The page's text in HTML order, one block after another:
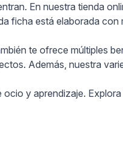
En nuestra tienda
ficha está elaborada
te ofrece múltiples
Además, nuestra
y aprendizaje.